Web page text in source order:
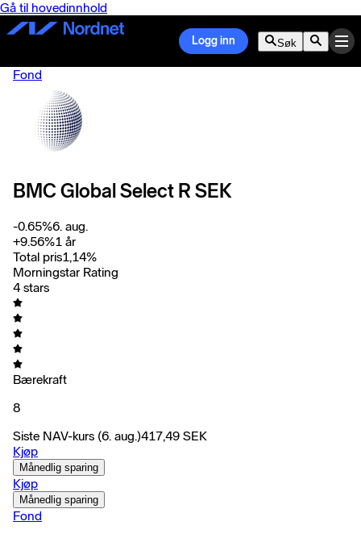
Gå til hovedinnhold
Logg inn Søk
Fond
BMC Global Select R SEK
-0.65%6. aug.
+9.56%1 år
Total pris1,14%
Morningstar Rating
4 stars
Bærekraft
8
Siste NAV-kurs (6. aug.)417,49 SEK
Kjøp
Månedlig sparing
Kjøp
Månedlig sparing
Fond